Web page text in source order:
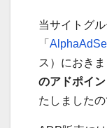
当サイトグ
「
ス）におきま
のアドポイ
たしましたの